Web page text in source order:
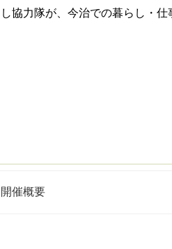
協力隊が、今治での暮らし・仕
催概要